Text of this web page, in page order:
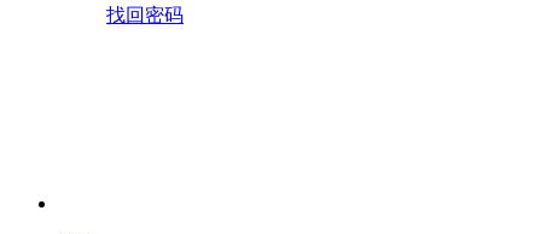
找回密码